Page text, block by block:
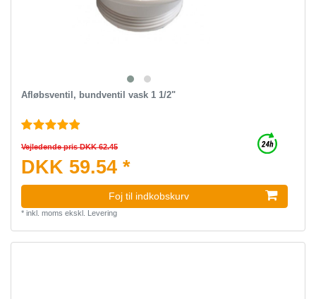
Afløbsventil, bundventil vask 1 1/2"
Vejledende pris DKK 62.45
DKK 59.54 *
Foj til indkobskurv
* inkl. moms ekskl. Levering